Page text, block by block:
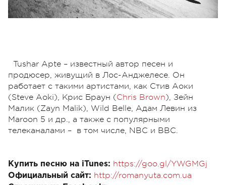
Tushar Apte – известный автор песен и
продюсер, живущий в Лос-Анджелесе. Он
работает с такими артистами, как Стив Аоки
(Steve Aoki), Крис Браун (Chris Brown), Зейн
Малик (Zayn Malik), Wild Belle, Адам Левин из
Maroon 5 и др., а также с популярными
телеканалами – в том числе, NBC и BBC.
Купить песню на iTunes: https://goo.gl/YWGMGj
Официальный сайт: http://romanyuta.com.ua